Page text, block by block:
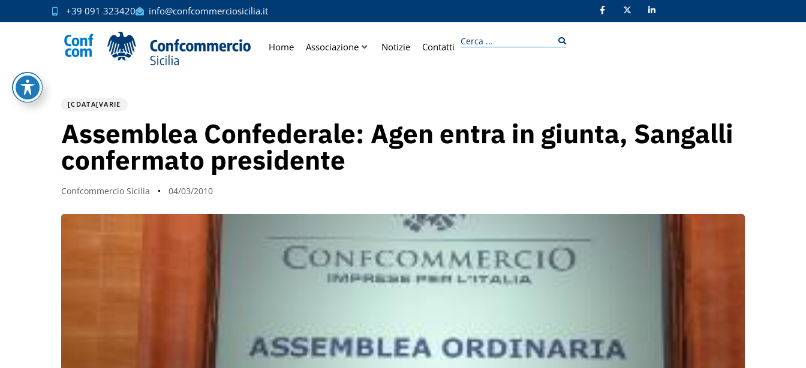
+39 091 323420 info@confcommerciosicilia.it
Home Associazione Notizie Contatti
[CDATA[VARIE
Assemblea Confederale: Agen entra in giunta, Sangalli
confermato presidente
Confcommercio Sicilia 04/03/2010